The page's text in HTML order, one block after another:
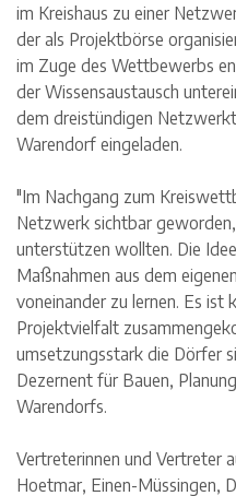
im Kreishaus zu einer
der als Projektbörse
im Zuge des Wettbewerbs
der Wissensaustausch
dem dreistündigen
Warendorf eingeladen.
"Im Nachgang zum
Netzwerk sichtbar
unterstützen wollten. Die
Maßnahmen aus dem
voneinander zu lernen. Es ist
Projektvielfalt
umsetzungsstark die Dörfer
Dezernent für Bauen,
Warendorfs.
Vertreterinnen und Vertreter
Hoetmar, Einen-Müssingen,